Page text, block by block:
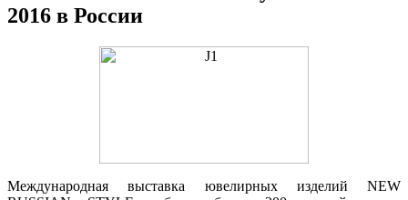
2016 в России
Международная выставка ювелирных изделий NEW